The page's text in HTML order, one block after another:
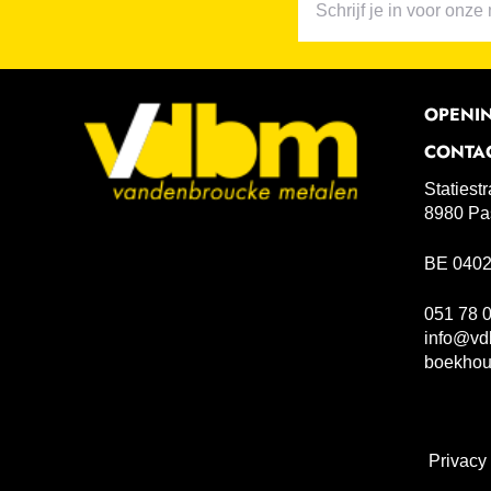
8980
BE
051 78